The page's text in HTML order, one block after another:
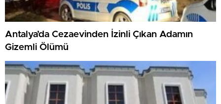
Antalya’da Cezaevinden İzinli Çıkan Adamın
Gizemli Ölümü